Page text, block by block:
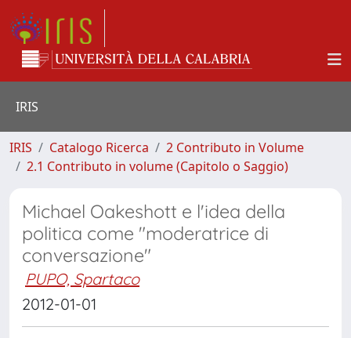
IRIS
IRIS Catalogo Ricerca
2 Contributo in Volume
2.1 Contributo in volume (Capitolo o Saggio)
Michael Oakeshott e l'idea della
politica come "moderatrice di
conversazione"
PUPO, Spartaco
2012-01-01